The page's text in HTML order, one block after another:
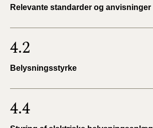
Relevante standarder og anvisninger
4.2
Belysningsstyrke
4.4